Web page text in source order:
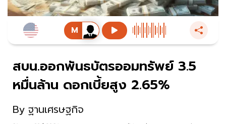
สบน.ออกพันธบัตรออมทรัพย์ 3.5
หมื่นล้าน ดอกเบี้ยสูง 2.65%
By ฐานเศรษฐกิจ